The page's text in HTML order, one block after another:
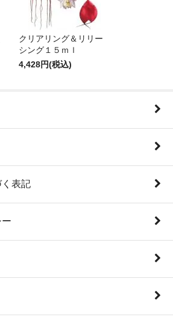
クリアリング＆リリー
シング１５ｍｌ
4,428円(税込)
表記